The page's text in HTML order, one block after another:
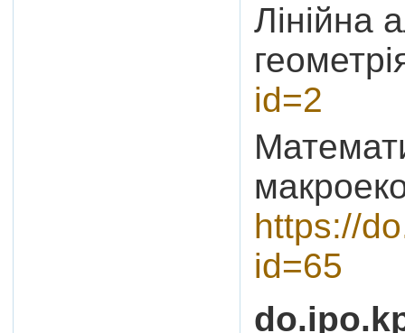
Лінійна
id=2
https://
id=65